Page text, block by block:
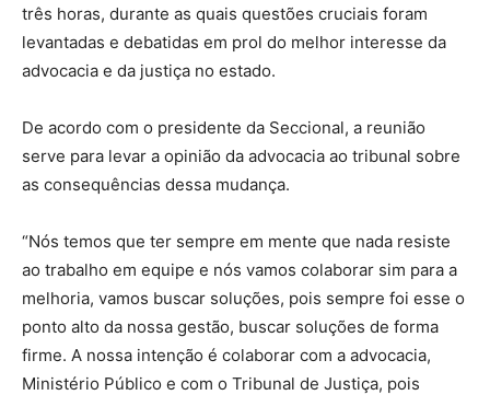
três horas, durante as quais questões cruciais foram
levantadas e debatidas em prol do melhor interesse da
advocacia e da justiça no estado.
De acordo com o presidente da Seccional, a reunião
serve para levar a opinião da advocacia ao tribunal sobre
as consequências dessa mudança.
“Nós temos que ter sempre em mente que nada resiste
ao trabalho em equipe e nós vamos colaborar sim para a
melhoria, vamos buscar soluções, pois sempre foi esse o
ponto alto da nossa gestão, buscar soluções de forma
firme. A nossa intenção é colaborar com a advocacia,
Ministério Público e com o Tribunal de Justiça, pois